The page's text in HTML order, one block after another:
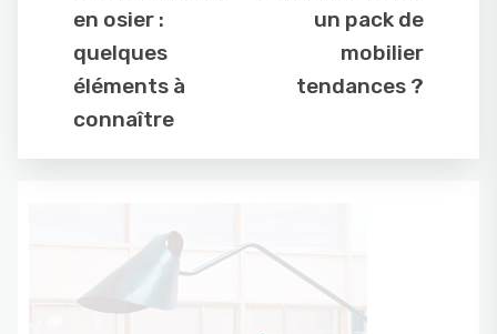
en osier :
quelques
éléments à
connaître
un pack de
mobilier
tendances ?